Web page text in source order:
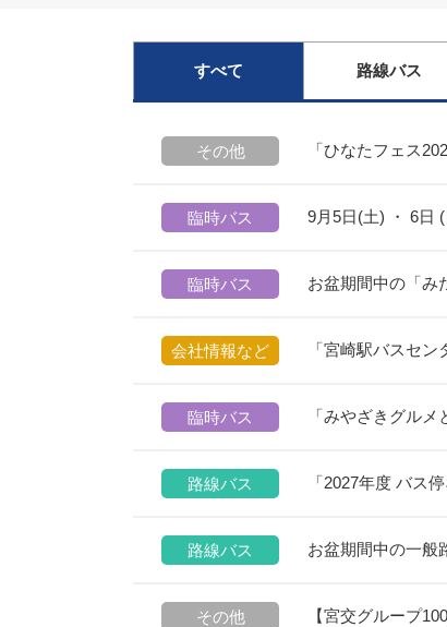
すべて 路線バス
その他 「ひなたフェス
臨時バス 9月5日(土) ・ 6日
臨時バス お盆期間中の「み
会社情報など 「宮崎駅バスセ
臨時バス 「みやざきグル
路線バス 「2027年度 バス
路線バス お盆期間中の一般
その他 【宮交グループ